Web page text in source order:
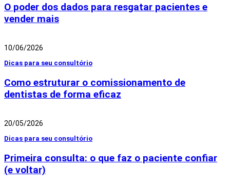
O poder dos dados para resgatar pacientes e
vender mais
10/06/2026
Dicas para seu consultório
Como estruturar o comissionamento de
dentistas de forma eficaz
20/05/2026
Dicas para seu consultório
Primeira consulta: o que faz o paciente confiar
(e voltar)